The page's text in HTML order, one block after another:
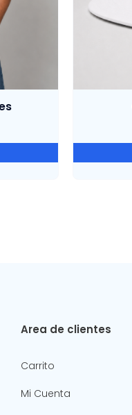
Area de clientes
Carrito
Mi Cuenta